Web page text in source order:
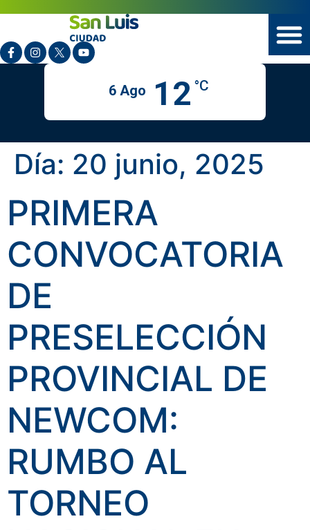
6 Ago 12 °C
Día: 20 junio, 2025
PRIMERA
CONVOCATORIA
DE
PRESELECCIÓN
PROVINCIAL DE
NEWCOM:
RUMBO AL
TORNEO